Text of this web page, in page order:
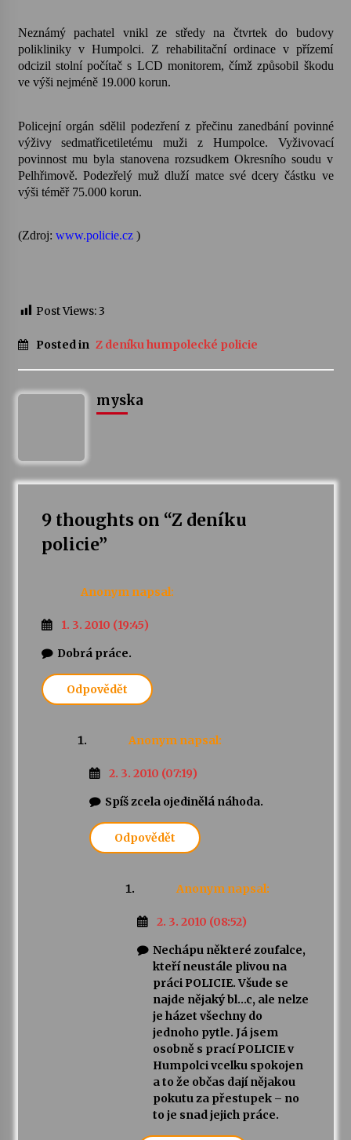
Za kulturou kousek za Humpolec. V Želivě ožije
odkaz Josefa Čapka
13. 7. 2026
Varhanní recitál Michala Novenka v Klášteře
3. 7. 2026
Petr Adamec – Malovaný svět
Neznámý pachatel vnikl ze středy na čtvrtek do budovy
polikliniky v Humpolci. Z rehabilitační ordinace v přízemí
odcizil stolní počítač s LCD monitorem, čímž způsobil škodu
ve výši nejméně 19.000 korun.
Policejní orgán sdělil podezření z přečinu zanedbání povinné
výživy sedmatřicetiletému muži z Humpolce. Vyživovací
povinnost mu byla stanovena rozsudkem Okresního soudu v
Pelhřimově. Podezřelý muž dluží matce své dcery částku ve
výši téměř 75.000 korun.
(Zdroj: www.policie.cz)
Post Views:3
Posted in Z deníku humpolecké policie
myska
9 thoughts on “Z deníku
policie”
Anonym napsal:
1. 3. 2010 (19:45)
Dobrá práce.
Odpovědět
Anonym napsal:
2. 3. 2010 (07:19)
Spíš zcela ojedinělá náhoda.
Odpovědět
Anonym napsal:
2. 3. 2010 (08:52)
Nechápu některé zoufalce,
kteří neustále plivou na
práci POLICIE. Všude se
najde nějaký bl…c, ale nelze
je házet všechny do
jednoho pytle. Já jsem
osobně s prací POLICIE v
Humpolci vcelku spokojen
a to že občas dají nějakou
pokutu za přestupek – no
to je snad jejich práce.